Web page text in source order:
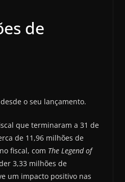
de
o seu lançamento.
que terminaram a 31 de
de 11,96 milhões de
fiscal, com The Legend of
3,33 milhões de
um impacto positivo nas